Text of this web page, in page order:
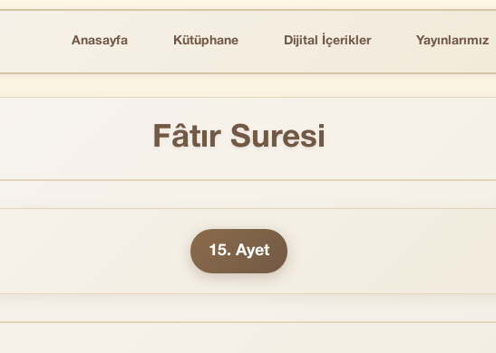
Anasayfa Kütüphane Dijital İçerikler Yayınlarımız
Fâtır Suresi
15. Ayet